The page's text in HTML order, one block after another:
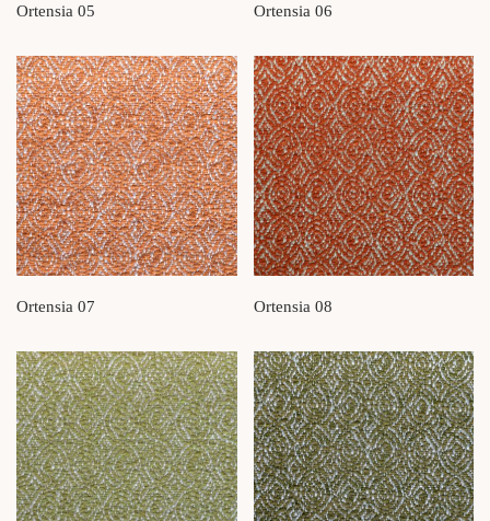
Ortensia 05 Ortensia 06
Ortensia 07 Ortensia 08